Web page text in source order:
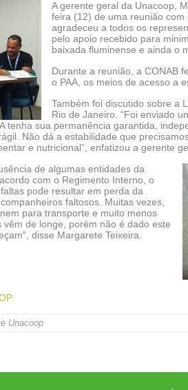
A gerente geral da Unacoop,
feira (12) de uma reunião
agradeceu a todos os
pelo apoio recebido para
baixada fluminense e ainda o
Durante a reunião, a CONAB
o PAA, os meios de acesso a
Também foi discutido sobre a
Rio de Janeiro. “Foi enviado
tenha sua permanência garantida,
Não dá a estabilidade que
e nutricional”, enfatizou a gerente
de algumas entidades da
com o Regimento Interno, o
pode resultar em perda da
faltosos. Muitas vezes,
para transporte e muito menos
de longe, porém não é dado este
disse Margarete Teixeira.
Unacoop